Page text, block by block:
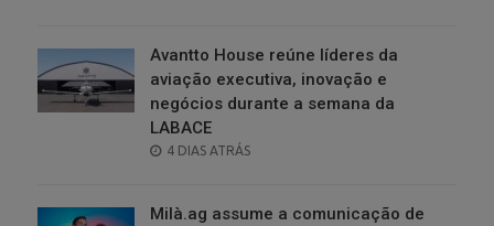
Avantto House reúne líderes da
aviação executiva, inovação e
negócios durante a semana da
LABACE
POSTED
4 DIAS ATRÁS
Milà.ag assume a comunicação de